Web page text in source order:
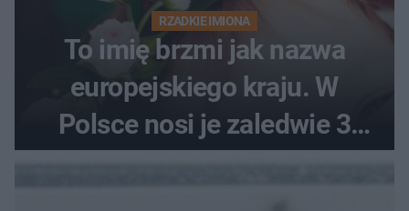
RZADKIE IMIONA
To imię brzmi jak nazwa
europejskiego kraju. W
Polsce nosi je zaledwie 3